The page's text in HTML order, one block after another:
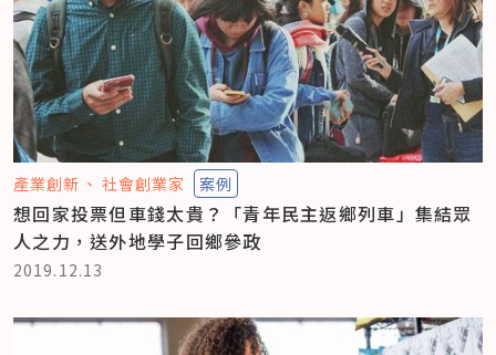
產業創新 社會創業家 案例
想回家投票但車錢太貴？「青年民主返鄉列車」集結眾
人之力，送外地學子回鄉參政
2019.12.13